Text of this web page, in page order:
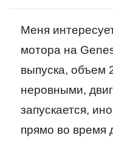
Меня
мотора на
выпуска, объем
неровными,
запускается,
прямо во время